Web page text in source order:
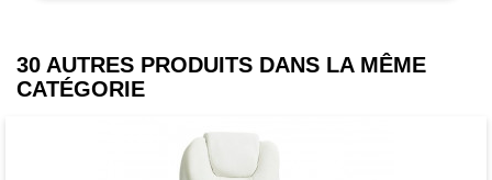
30 AUTRES PRODUITS DANS LA MÊME
CATÉGORIE